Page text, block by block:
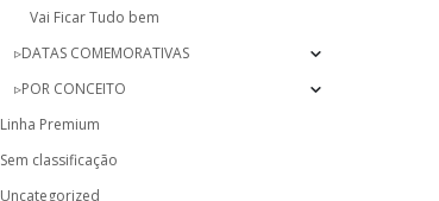
Vai Ficar Tudo bem
▹DATAS COMEMORATIVAS
▹POR CONCEITO
Linha Premium
Sem classificação
Uncategorized